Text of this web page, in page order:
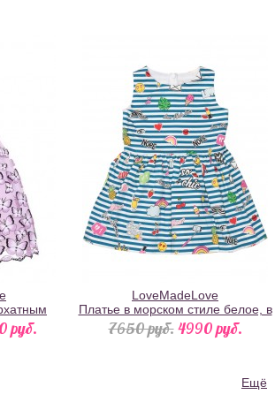
юбкой
pуб.
LoveMadeLove
Платье в морском стиле белое, в
голубую полоску с эмоджи
7650 pуб.4990 pуб.
Ещё